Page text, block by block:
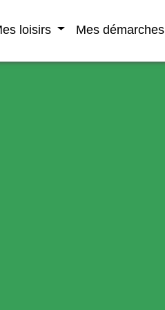
loisirs Mes démarches